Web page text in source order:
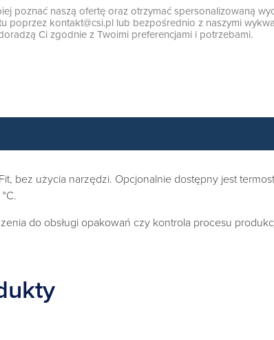
poznać naszą ofertę oraz otrzymać spersonalizowaną
poprzez kontakt@csi.pl lub bezpośrednio z naszymi
Ci zgodnie z Twoimi preferencjami i potrzebami.
bez użycia narzędzi. Opcjonalnie dostępny jest
do obsługi opakowań czy kontrola procesu